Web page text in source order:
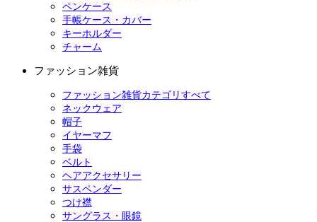
ペンケース
手帳ケース・カバー
キーホルダー
チャーム
ファッション雑貨
ファッション雑貨カテゴリすべて
ネックウェア
帽子
イヤーマフ
手袋
ベルト
ヘアアクセサリー
サスペンダー
つけ襟
サングラス・眼鏡